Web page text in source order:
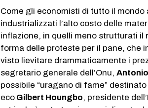
Come gli economisti di tutto il
industrializzati l’alto costo delle
inflazione, in quelli meno strutturati il
forma delle proteste per il pane, che
visto lievitare drammaticamente i
segretario generale dell’Onu,
possibile “uragano di fame”
eco Gilbert Houngbo, presidente